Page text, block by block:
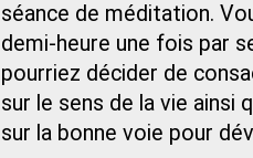
séance de méditation.
demi-heure une fois par
pourriez décider de
sur le sens de la vie ainsi
sur la bonne voie pour